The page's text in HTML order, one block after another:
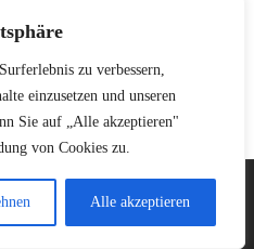
zu verbessern,
einzusetzen und unseren
Sie auf „Alle akzeptieren"
von Cookies zu.
Alle akzeptieren
Alle Rechte vorbehalten